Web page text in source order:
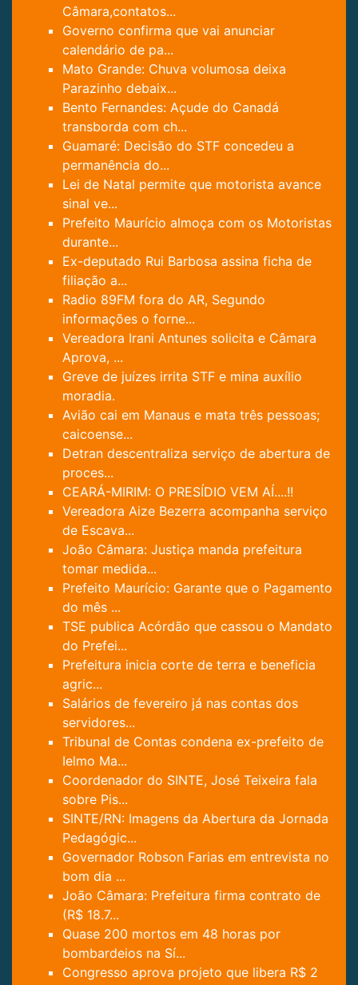
Câmara,contatos...
Governo confirma que vai anunciar
calendário de pa...
Mato Grande: Chuva volumosa deixa
Parazinho debaix...
Bento Fernandes: Açude do Canadá
transborda com ch...
Guamaré: Decisão do STF concedeu a
permanência do...
Lei de Natal permite que motorista avance
sinal ve...
Prefeito Maurício almoça com os Motoristas
durante...
Ex-deputado Rui Barbosa assina ficha de
filiação a...
Radio 89FM fora do AR, Segundo
informações o forne...
Vereadora Irani Antunes solicita e Câmara
Aprova, ...
Greve de juízes irrita STF e mina auxílio
moradia.
Avião cai em Manaus e mata três pessoas;
caicoense...
Detran descentraliza serviço de abertura de
proces...
CEARÁ-MIRIM: O PRESÍDIO VEM AÍ....!!
Vereadora Aize Bezerra acompanha serviço
de Escava...
João Câmara: Justiça manda prefeitura
tomar medida...
Prefeito Maurício: Garante que o Pagamento
do mês ...
TSE publica Acórdão que cassou o Mandato
do Prefei...
Prefeitura inicia corte de terra e beneficia
agric...
Salários de fevereiro já nas contas dos
servidores...
Tribunal de Contas condena ex-prefeito de
Ielmo Ma...
Coordenador do SINTE, José Teixeira fala
sobre Pis...
SINTE/RN: Imagens da Abertura da Jornada
Pedagógic...
Governador Robson Farias em entrevista no
bom dia ...
João Câmara: Prefeitura firma contrato de
(R$ 18.7...
Quase 200 mortos em 48 horas por
bombardeios na Sí...
Congresso aprova projeto que libera R$ 2